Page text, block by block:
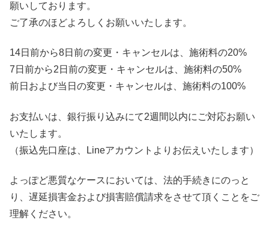
願いしております。
ご了承のほどよろしくお願いいたします。
14日前から8日前の変更・キャンセルは、施術料の20%
7日前から2日前の変更・キャンセルは、施術料の50%
前日および当日の変更・キャンセルは、施術料の100%
お支払いは、銀行振り込みにて2週間以内にご対応お願い
いたします。
（振込先口座は、Lineアカウントよりお伝えいたします）
よっぽど悪質なケースにおいては、法的手続きにのっと
り、遅延損害金および損害賠償請求をさせて頂くことをご
理解ください。